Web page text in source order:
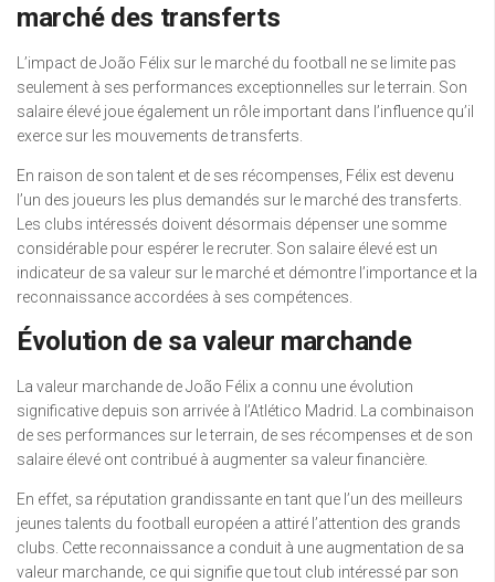
marché des transferts
L’impact de João Félix sur le marché du football ne se limite pas
seulement à ses performances exceptionnelles sur le terrain. Son
salaire élevé joue également un rôle important dans l’influence qu’il
exerce sur les mouvements de transferts.
En raison de son talent et de ses récompenses, Félix est devenu
l’un des joueurs les plus demandés sur le marché des transferts.
Les clubs intéressés doivent désormais dépenser une somme
considérable pour espérer le recruter. Son salaire élevé est un
indicateur de sa valeur sur le marché et démontre l’importance et la
reconnaissance accordées à ses compétences.
Évolution de sa valeur marchande
La valeur marchande de João Félix a connu une évolution
significative depuis son arrivée à l’Atlético Madrid. La combinaison
de ses performances sur le terrain, de ses récompenses et de son
salaire élevé ont contribué à augmenter sa valeur financière.
En effet, sa réputation grandissante en tant que l’un des meilleurs
jeunes talents du football européen a attiré l’attention des grands
clubs. Cette reconnaissance a conduit à une augmentation de sa
valeur marchande, ce qui signifie que tout club intéressé par son